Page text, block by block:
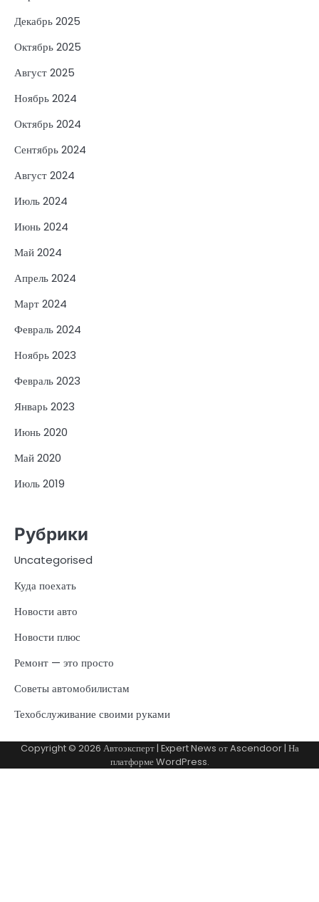
Декабрь 2025
Октябрь 2025
Август 2025
Ноябрь 2024
Октябрь 2024
Сентябрь 2024
Август 2024
Июль 2024
Июнь 2024
Май 2024
Апрель 2024
Март 2024
Февраль 2024
Ноябрь 2023
Февраль 2023
Январь 2023
Июнь 2020
Май 2020
Июль 2019
Рубрики
Uncategorised
Куда поехать
Новости авто
Новости плюс
Ремонт — это просто
Советы автомобилистам
Техобслуживание своими руками
Copyright © 2026 Автоэксперт| Expert News отAscendoor| На
платформеWordPress.